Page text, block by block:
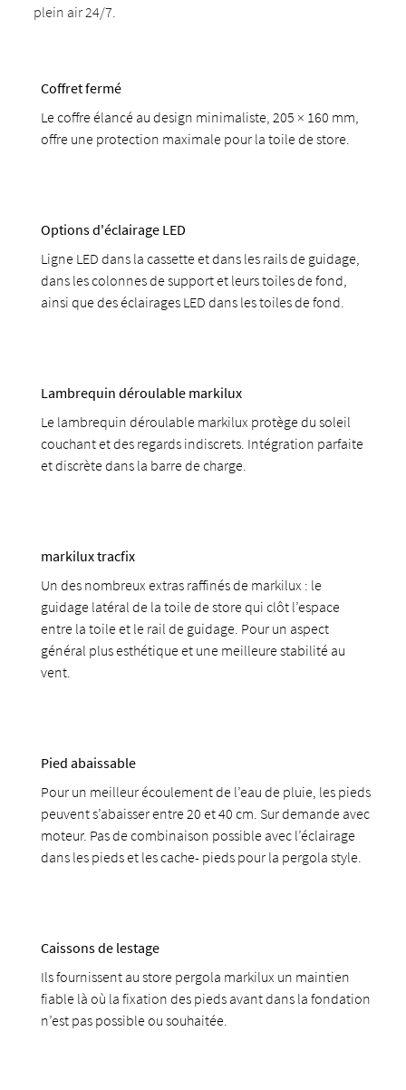
plein air 24/7.
Coffret fermé
Le coffre élancé au design minimaliste, 205 × 160 mm,
offre une protection maximale pour la toile de store.
Options d'éclairage LED
Ligne LED dans la cassette et dans les rails de guidage,
dans les colonnes de support et leurs toiles de fond,
ainsi que des éclairages LED dans les toiles de fond.
Lambrequin déroulable markilux
Le lambrequin déroulable markilux protège du soleil
couchant et des regards indiscrets. Intégration parfaite
et discrète dans la barre de charge.
markilux tracfix
Un des nombreux extras raffinés de markilux : le
guidage latéral de la toile de store qui clôt l’espace
entre la toile et le rail de guidage. Pour un aspect
général plus esthétique et une meilleure stabilité au
vent.
Pied abaissable
Pour un meilleur écoulement de l’eau de pluie, les pieds
peuvent s’abaisser entre 20 et 40 cm. Sur demande avec
moteur. Pas de combinaison possible avec l’éclairage
dans les pieds et les cache- pieds pour la pergola style.
Caissons de lestage
Ils fournissent au store pergola markilux un maintien
fiable là où la fixation des pieds avant dans la fondation
n’est pas possible ou souhaitée.